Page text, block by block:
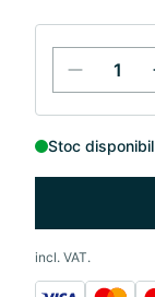
Stoc disponibil
incl. VAT.